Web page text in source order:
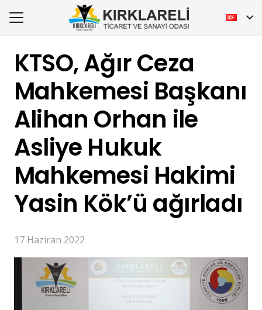
KTSO, Ağır Ceza
Mahkemesi Başkanı
Alihan Orhan ile
Asliye Hukuk
Mahkemesi Hakimi
Yasin Kök’ü ağırladı
17 Haziran 2022